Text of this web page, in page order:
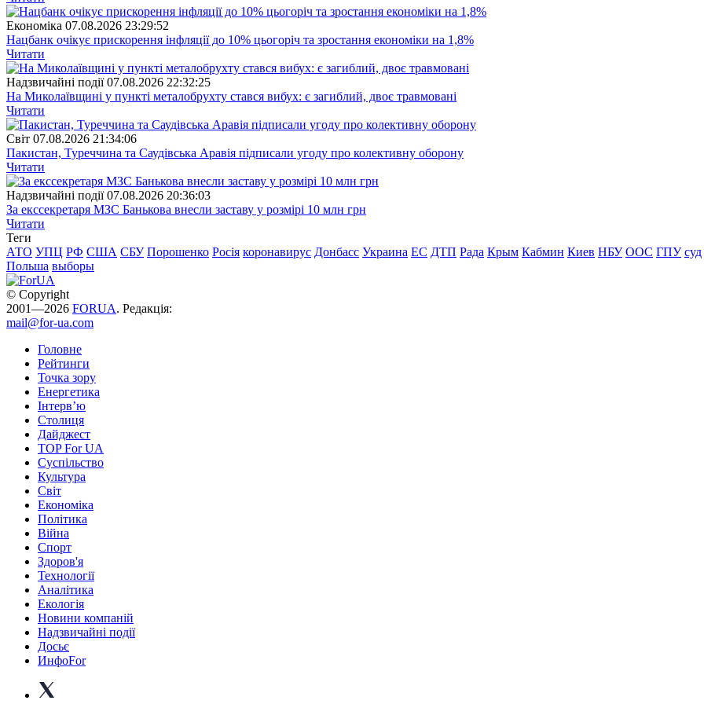
Економіка 07.08.2026 23:29:52
Нацбанк очікує прискорення інфляції до 10% цьогоріч та зростання економіки на 1,8%
Читати
Надзвичайні події 07.08.2026 22:32:25
На Миколаївщині у пункті металобрухту стався вибух: є загиблий, двоє травмовані
Читати
Свiт 07.08.2026 21:34:06
Пакистан, Туреччина та Саудівська Аравія підписали угоду про колективну оборону
Читати
Надзвичайні події 07.08.2026 20:36:03
За екссекретаря МЗС Банькова внесли заставу у розмірі 10 млн грн
Читати
Теги
АТО УПЦ РФ США СБУ Порошенко Росія коронавирус Донбасс Украина ЕС ДТП Рада Крым Кабмин Киев НБУ ООС ГПУ суд
Польша выборы
© Copyright
2001—2026 FORUA. Редакція:
mail@for-ua.com
Головне
Рейтинги
Точка зору
Енергетика
Інтерв’ю
Столиця
Дайджест
TOP For UA
Суспiльство
Культура
Світ
Економіка
Політика
Війна
Спорт
Здоров'я
Технології
Аналітика
Екологія
Новини компаній
Надзвичайні події
Досьє
ИнфоFor